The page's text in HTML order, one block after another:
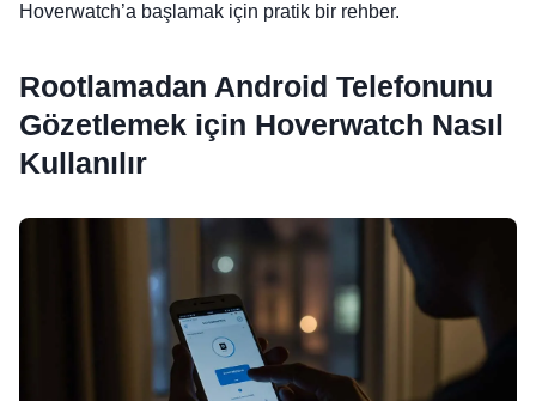
Hoverwatch’a başlamak için pratik bir rehber.
Rootlamadan Android Telefonunu
Gözetlemek için Hoverwatch Nasıl
Kullanılır